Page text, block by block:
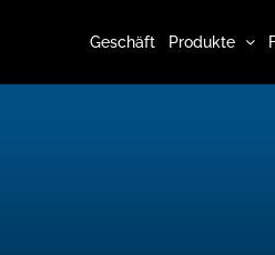
Geschäft Produkte